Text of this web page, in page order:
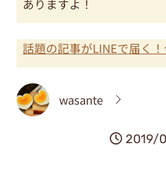
ありますよ！
話題の記事がLINEで届く
wasante
2019/